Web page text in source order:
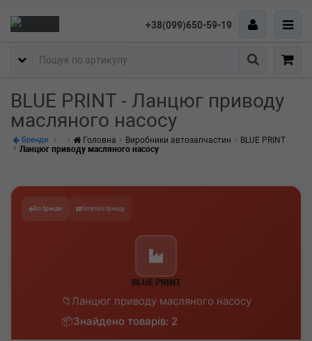
+38(099)650-59-19
Пошук
BLUE PRINT - Ланцюг приводу
масляного насосу
Бренди Головна Виробники автозапчастин
BLUE PRINT
Ланцюг приводу масляного насосу
Всі бренди Категорії бренду
BLUE PRINT
Ланцюг приводу масляного насосу
Знайдено товарів: 2